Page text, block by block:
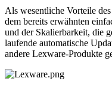
Als wesentliche Vorteile
dem bereits erwähnten
und der Skalierbarkeit, die
laufende automatische
andere Lexware-Produkte